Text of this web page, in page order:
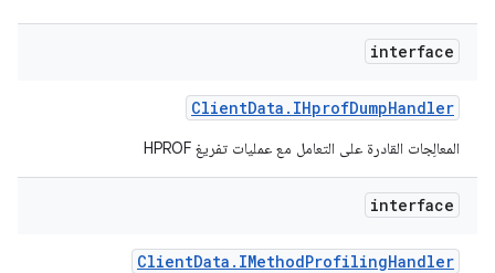
interface
ClientData . IHprofDumpHandler
المعالِجات القادرة على التعامل مع عمليات تفريغ HPROF
interface
ClientData . IMethodProfilingHandler